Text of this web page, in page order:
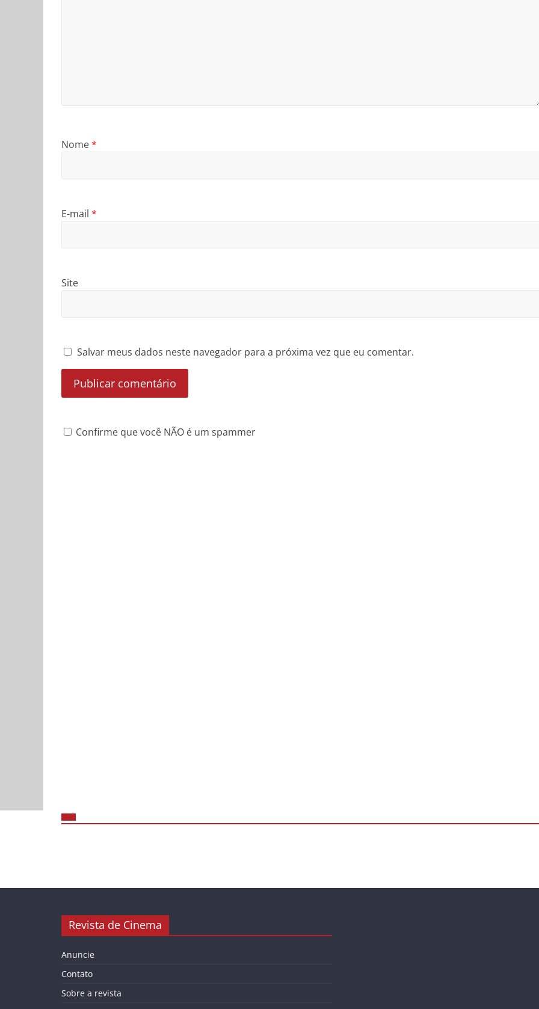
Nome*
E-mail *
Site
Salvar meus dados neste navegador para a próxima vez que eu comentar.
Confirme que você NÃO é um spammer
Revista de Cinema
Anuncie
Contato
Sobre a revista